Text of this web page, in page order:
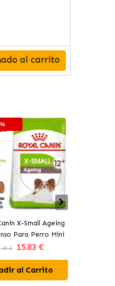
al carrito
X-Small Ageing
Para Perro Mini
Edad Avanzada
€ 15.83 €
al Carrito